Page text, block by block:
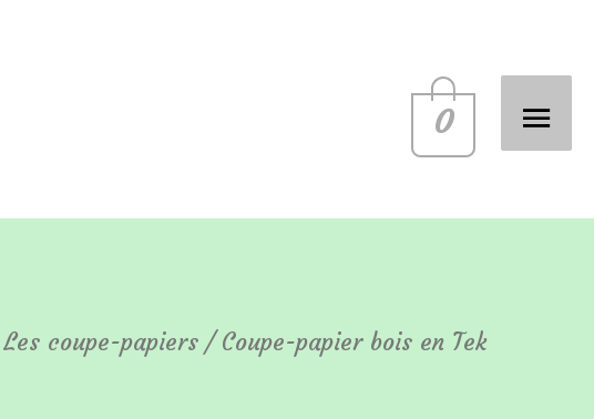
0
Les coupe-papiers / Coupe-papier bois en Tek